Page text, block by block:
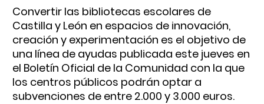
Convertir las bibliotecas escolares de
Castilla y León en espacios de innovación,
creación y experimentación es el objetivo de
una línea de ayudas publicada este jueves en
el Boletín Oficial de la Comunidad con la que
los centros públicos podrán optar a
subvenciones de entre 2.000 y 3.000 euros.